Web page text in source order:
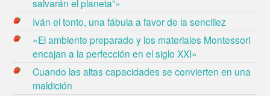
salvarán el planeta”»
Iván el tonto, una fábula a favor de la sencillez
«El ambiente preparado y los materiales Montessori
encajan a la perfección en el siglo XXI»
Cuando las altas capacidades se convierten en una
maldición